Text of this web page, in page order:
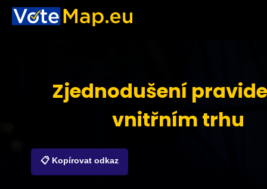
Zjednodušení
vnitřním trhu
📋 Kopírovat odkaz